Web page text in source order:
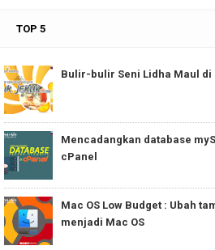
TOP 5
Bulir-bulir Seni Lidha Maul
Mencadangkan database
cPanel
Mac OS Low Budget : Ubah
menjadi Mac OS